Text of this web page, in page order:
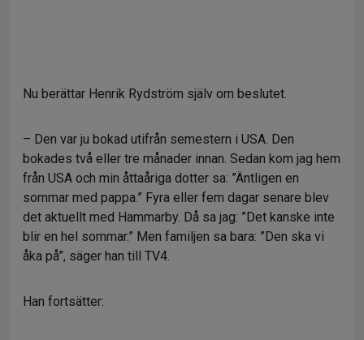
Nu berättar Henrik Rydström själv om beslutet.
– Den var ju bokad utifrån semestern i USA. Den
bokades två eller tre månader innan. Sedan kom jag hem
från USA och min åttaåriga dotter sa: ”Äntligen en
sommar med pappa.” Fyra eller fem dagar senare blev
det aktuellt med Hammarby. Då sa jag: ”Det kanske inte
blir en hel sommar.” Men familjen sa bara: ”Den ska vi
åka på”, säger han till TV4.
Han fortsätter: